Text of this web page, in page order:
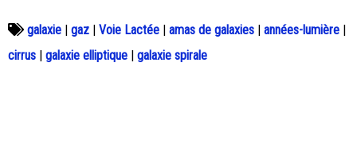
galaxie | gaz | Voie Lactée | amas de galaxies | années-lumière |
cirrus | galaxie elliptique | galaxie spirale